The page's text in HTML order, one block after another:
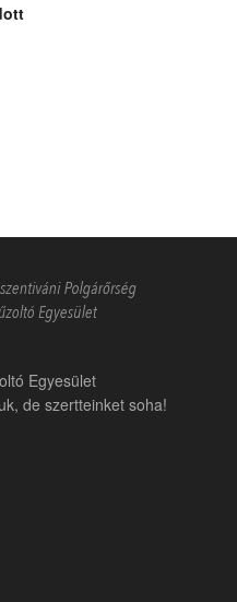
Egyesület
de szertteinket soha!